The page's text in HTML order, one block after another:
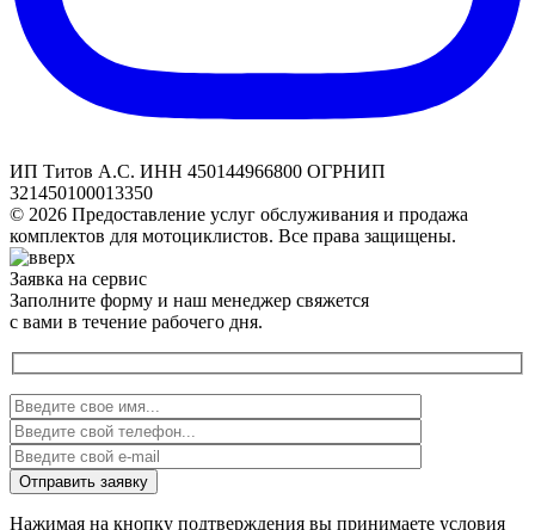
ИП Титов А.С. ИНН 450144966800 ОГРНИП
321450100013350
© 2026 Предоставление услуг обслуживания и продажа
комплектов для мотоциклистов. Все права защищены.
Заявка на сервис
Заполните форму и наш менеджер свяжется
с вами в течение рабочего дня.
Нажимая на кнопку подтверждения вы принимаете условия